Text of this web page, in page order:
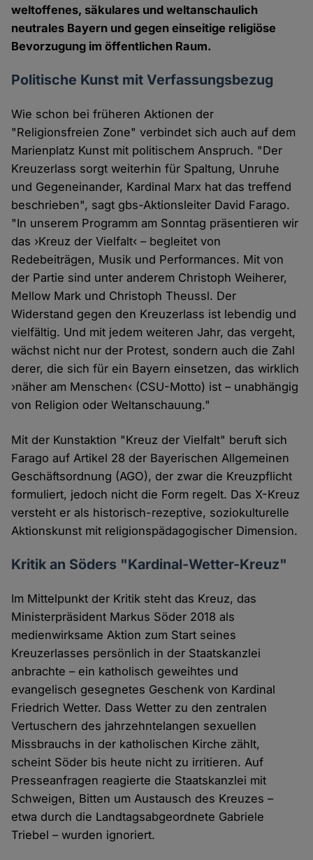
weltoffenes, säkulares und weltanschaulich
neutrales Bayern und gegen einseitige religiöse
Bevorzugung im öffentlichen Raum.
Politische Kunst mit Verfassungsbezug
Wie schon bei früheren Aktionen der
"Religionsfreien Zone" verbindet sich auch auf dem
Marienplatz Kunst mit politischem Anspruch. "Der
Kreuzerlass sorgt weiterhin für Spaltung, Unruhe
und Gegeneinander, Kardinal Marx hat das treffend
beschrieben", sagt gbs-Aktionsleiter David Farago.
"In unserem Programm am Sonntag präsentieren wir
das ›Kreuz der Vielfalt‹ – begleitet von
Redebeiträgen, Musik und Performances. Mit von
der Partie sind unter anderem Christoph Weiherer,
Mellow Mark und Christoph Theussl. Der
Widerstand gegen den Kreuzerlass ist lebendig und
vielfältig. Und mit jedem weiteren Jahr, das vergeht,
wächst nicht nur der Protest, sondern auch die Zahl
derer, die sich für ein Bayern einsetzen, das wirklich
›näher am Menschen‹ (CSU-Motto) ist – unabhängig
von Religion oder Weltanschauung."
Mit der Kunstaktion "Kreuz der Vielfalt" beruft sich
Farago auf Artikel 28 der Bayerischen Allgemeinen
Geschäftsordnung (AGO), der zwar die Kreuzpflicht
formuliert, jedoch nicht die Form regelt. Das X-Kreuz
versteht er als historisch-rezeptive, soziokulturelle
Aktionskunst mit religionspädagogischer Dimension.
Kritik an Söders "Kardinal-Wetter-Kreuz"
Im Mittelpunkt der Kritik steht das Kreuz, das
Ministerpräsident Markus Söder 2018 als
medienwirksame Aktion zum Start seines
Kreuzerlasses persönlich in der Staatskanzlei
anbrachte – ein katholisch geweihtes und
evangelisch gesegnetes Geschenk von Kardinal
Friedrich Wetter. Dass Wetter zu den zentralen
Vertuschern des jahrzehntelangen sexuellen
Missbrauchs in der katholischen Kirche zählt,
scheint Söder bis heute nicht zu irritieren. Auf
Presseanfragen reagierte die Staatskanzlei mit
Schweigen, Bitten um Austausch des Kreuzes –
etwa durch die Landtagsabgeordnete Gabriele
Triebel – wurden ignoriert.